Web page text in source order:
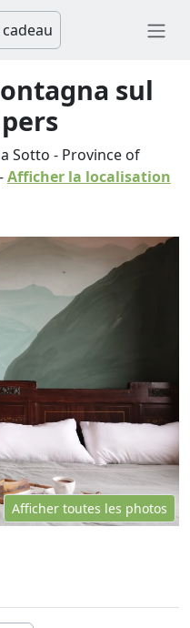
sul
Sotto - Province of
Afficher la localisation
Afficher toutes les photos